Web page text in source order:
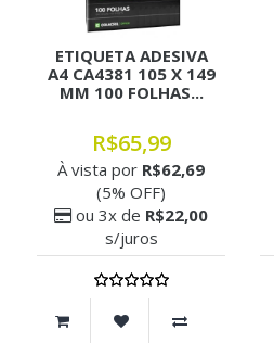
ETIQUETA ADESIVA
A4 CA4381 105 X 149
MM 100 FOLHAS...
R$65,99
À vista por R$62,69
(5% OFF)
ou 3x de R$22,00
s/juros